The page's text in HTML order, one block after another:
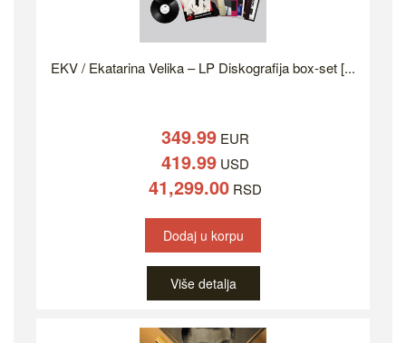
EKV / Ekatarina Velika – LP Diskografija box-set [...
349.99 EUR
419.99 USD
41,299.00 RSD
Dodaj u korpu
Više detalja